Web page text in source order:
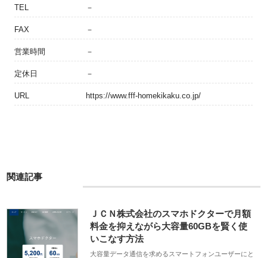
TEL －
FAX －
営業時間 －
定休日 －
URL https://www.fff-homekikaku.co.jp/
関連記事
ＪＣＮ株式会社のスマホドクターで月額
料金を抑えながら大容量60GBを賢く使
いこなす方法
大容量データ通信を求めるスマートフォンユーザーにと